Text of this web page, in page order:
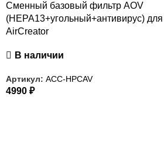
Сменный базовый фильтр AOV
(HEPA13+угольный+антивирус) для
AirCreator
В наличии
Артикул: ACC-HPCAV
4990 ₽